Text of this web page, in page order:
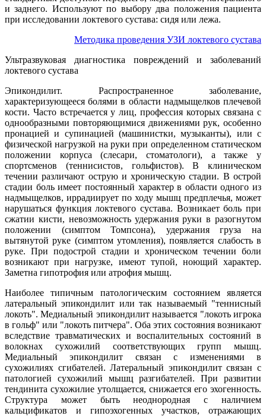
и заднего. Используют по выбору два положения пациента
при исследовании локтевого сустава: сидя или лежа.
Методика проведения УЗИ локтевого сустава
Ультразвуковая диагностика повреждений и заболеваний
локтевого сустава
Эпикондилит. Распространенное заболевание,
характеризующееся болями в области надмыщелков плечевой
кости. Часто встречается у лиц, профессия которых связана с
однообразными повторяющимися движениями рук, особенно
пронацией и супинацией (машинистки, музыканты), или с
физической нагрузкой на руки при определенном статическом
положении корпуса (слесари, стоматологи), а также у
спортсменов (теннисистов, гольфистов). В клиническом
течении различают острую и хроническую стадии. В острой
стадии боль имеет постоянный характер в области одного из
надмыщелков, иррадиирует по ходу мышц предплечья, может
нарушаться функция локтевого сустава. Возникает боль при
сжатии кисти, невозможность удержания руки в разогнутом
положении (симптом Томпсона), удержания груза на
вытянутой руке (симптом утомления), появляется слабость в
руке. При подострой стадии и хроническом течении боли
возникают при нагрузке, имеют тупой, ноющий характер.
Заметна гипотрофия или атрофия мышц.
Наиболее типичным патологическим состоянием является
латеральный эпикондилит или так называемый "теннисный
локоть". Медиальный эпикондилит называется "локоть игрока
в гольф" или "локоть питчера". Оба этих состояния возникают
вследствие травматических и воспалительных состояний в
волокнах сухожилий соответствующих групп мышц.
Медиальный эпикондилит связан с изменениями в
сухожилиях сгибателей. Латеральный эпикондилит связан с
патологией сухожилий мышц разгибателей. При развитии
тендинита сухожилие утолщается, снижается его эхогенность.
Структура может быть неоднородная с наличием
кальцификатов и гипоэхогенных участков, отражающих